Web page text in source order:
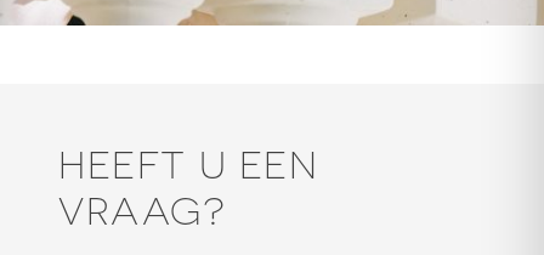
HEEFT U EEN
VRAAG?